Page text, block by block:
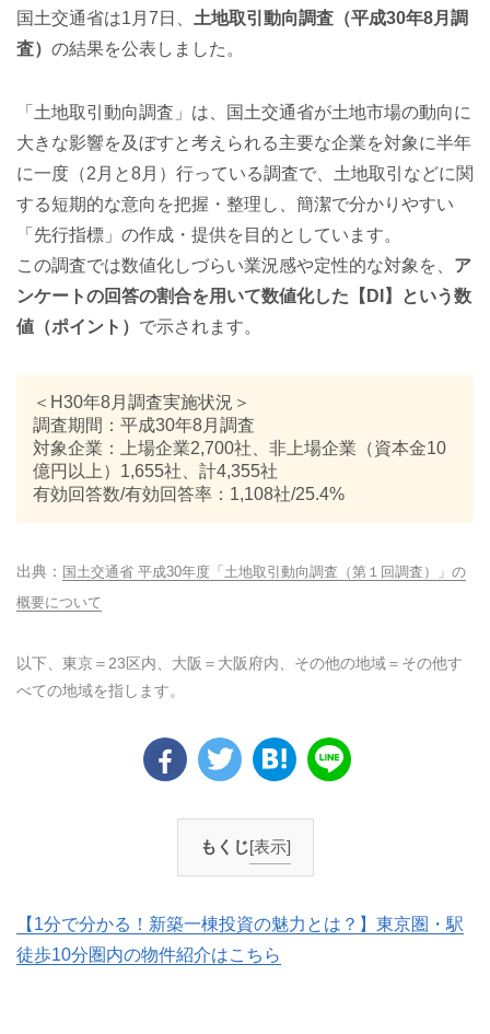
国土交通省は1月7日、 土地取引動向調査（平成30年8月調
査） の結果を公表しました。
「土地取引動向調査」は、国土交通省が土地市場の動向に
大きな影響を及ぼすと考えられる主要な企業を対象に半年
に一度（2月と8月）行っている調査で、土地取引などに関
する短期的な意向を把握・整理し、簡潔で分かりやすい
「先行指標」の作成・提供を目的としています。
この調査では数値化しづらい業況感や定性的な対象を、 ア
ンケートの回答の割合を用いて数値化した【DI】という数
値（ポイント） で示されます。
＜H30年8月調査実施状況＞
調査期間：平成30年8月調査
対象企業：上場企業2,700社、非上場企業（資本金10
億円以上）1,655社、計4,355社
有効回答数/有効回答率：1,108社/25.4%
国土交通省 平成30年度「土地取引動向調査（第１回調査）」の
概要について
以下、東京＝23区内、大阪＝大阪府内、その他の地域＝その他す
べての地域を指します。
もくじ[表示]
【1分で分かる！新築一棟投資の魅力とは？】東京圏・駅
徒歩10分圏内の物件紹介はこちら